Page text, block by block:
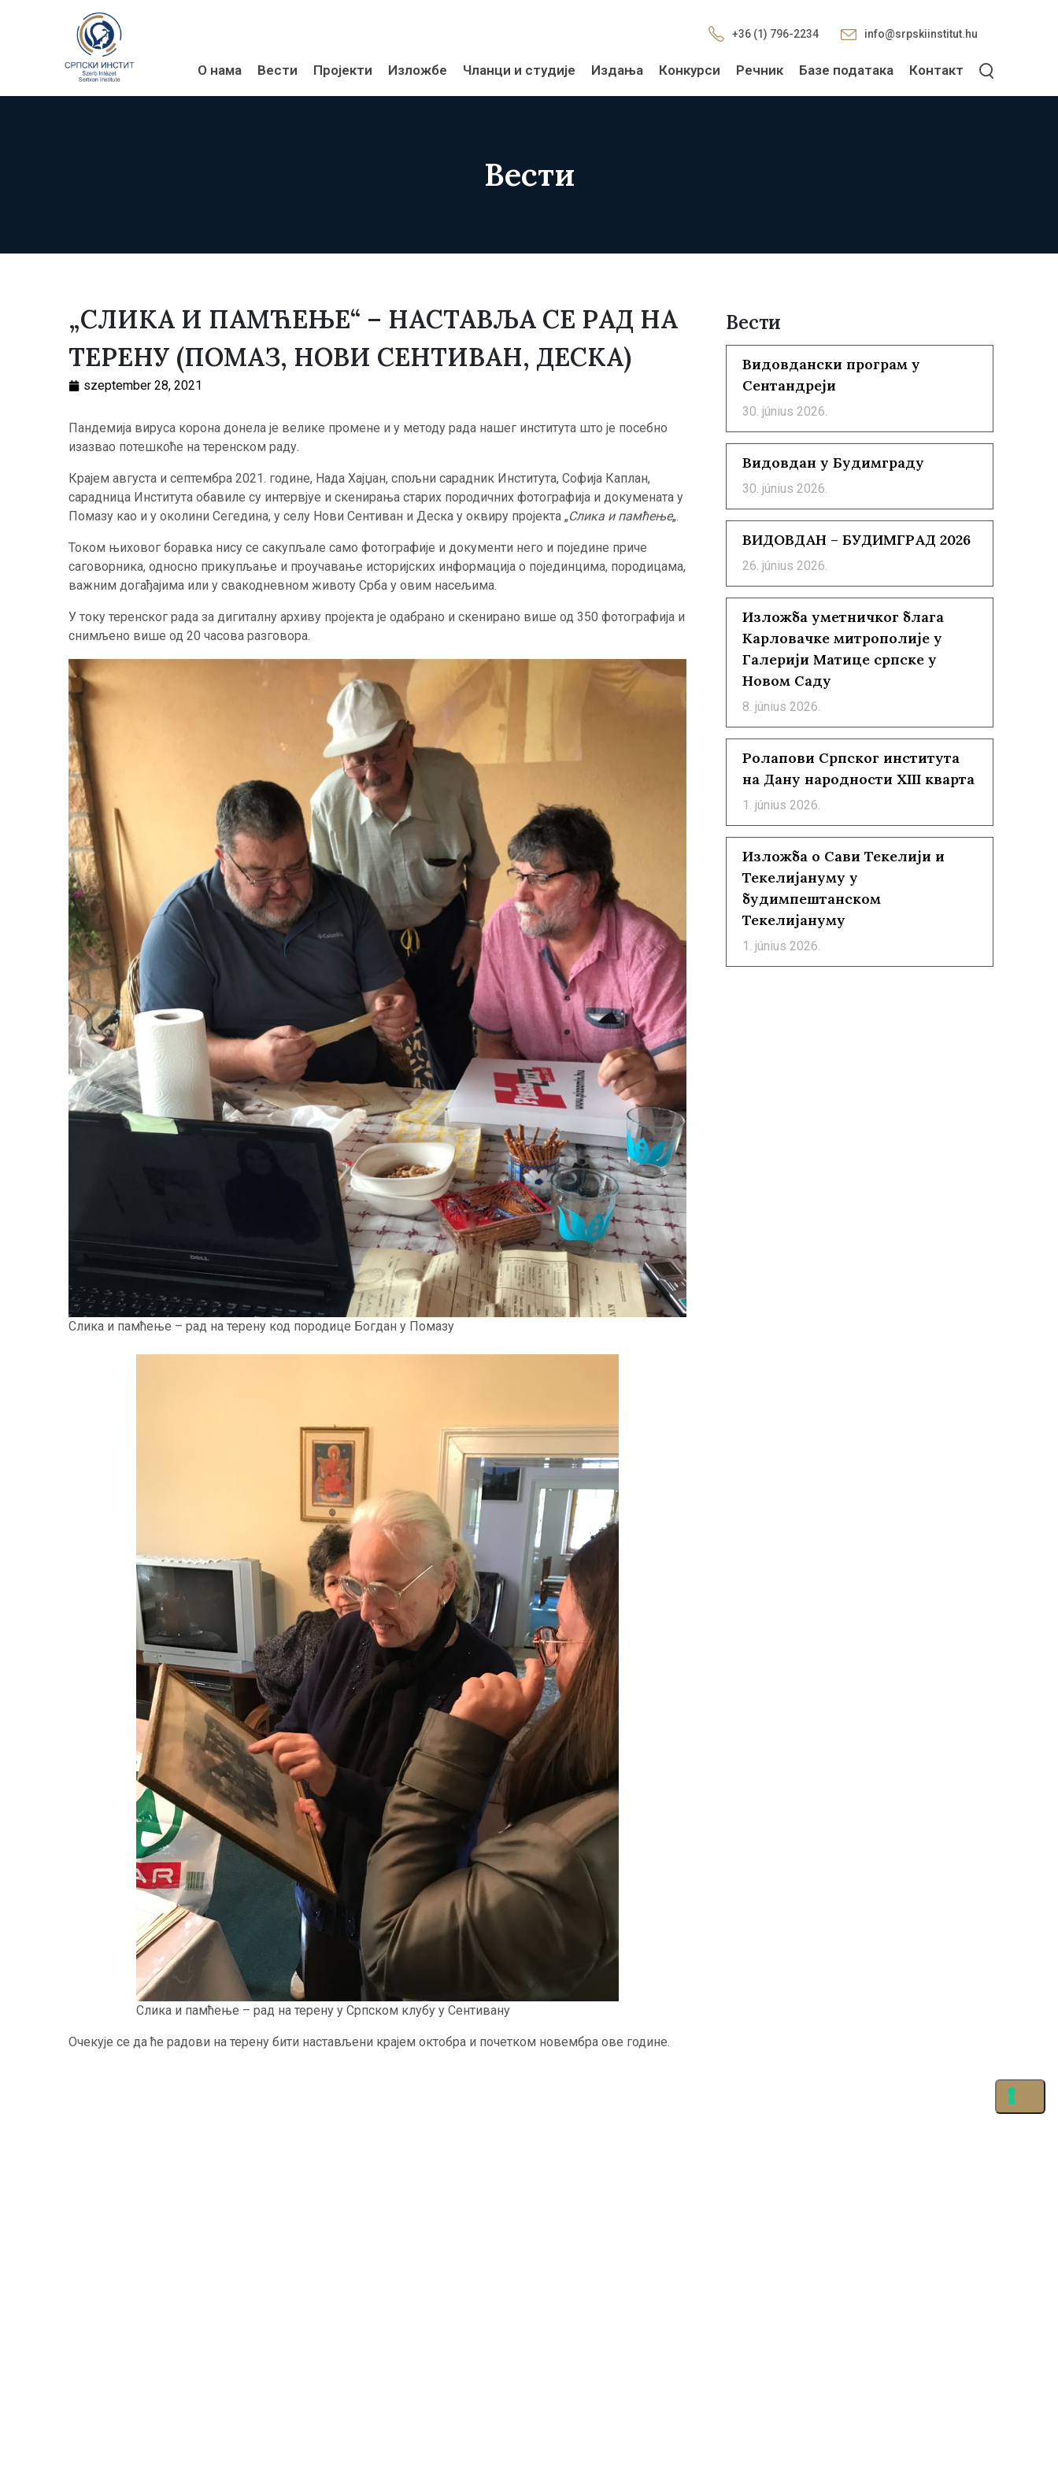
+36 (1) 796-2234 info@srpskiinstitut.hu
О нама Вести Пројекти Изложбе Чланци и студије Издања Конкурси Речник Базе података Контакт
Вести
„СЛИКА И ПАМЋЕЊЕ“ – НАСТАВЉА СЕ РАД НА
ТЕРЕНУ (ПОМАЗ, НОВИ СЕНТИВАН, ДЕСКА)
szeptember 28, 2021
Пандемија вируса корона донела је велике промене и у методу рада нашег института што је посебно
изазвао потешкоће на теренском раду.
Крајем августа и септембра 2021. године, Нада Хајџан, спољни сарадник Института, Софија Каплан,
сарадница Института обавиле су интервјуе и скенирања старих породичних фотографија и докумената у
Помазу као и у околини Сегедина, у селу Нови Сентиван и Деска у оквиру пројекта „Слика и памћење„.
Током њиховог боравка нису се сакупљале само фотографије и документи него и поједине приче
саговорника, односно прикупљање и проучавање историјских информација о појединцима, породицама,
важним догађајима или у свакодневном животу Срба у овим насељима.
У току теренског рада за дигиталну архиву пројекта је одабрано и скенирано више од 350 фотографија и
снимљено више од 20 часова разговора.
Слика и памћење – рад на терену код породице Богдан у Помазу
Слика и памћење – рад на терену у Српском клубу у Сентивану
Очекује се да ће радови на терену бити настављени крајем октобра и почетком новембра ове године.
Вести
Видовдански програм у
Сентандреји
30. június 2026.
Видовдан у Будимграду
30. június 2026.
ВИДОВДАН – БУДИМГРАД 2026
26. június 2026.
Изложба уметничког блага
Карловачке митрополије у
Галерији Матице српске у
Новом Саду
8. június 2026.
Ролапови Српског института
на Дану народности XIII кварта
1. június 2026.
Изложба о Сави Текелији и
Текелијануму у
будимпештанском
Текелијануму
1. június 2026.